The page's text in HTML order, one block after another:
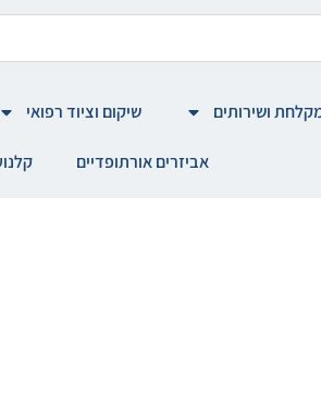
ושירותים שיקום וציוד רפואי
אביזרים אורתופדיים